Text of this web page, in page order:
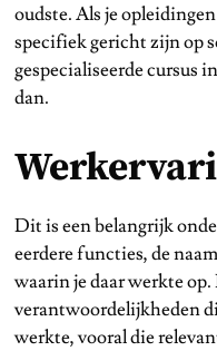
oudste. Als je
specifiek gericht zijn op
gespecialiseerde cursus
dan.
Dit is een belangrijk
eerdere functies, de
waarin je daar werkte
verantwoordelijkheden
werkte, vooral die